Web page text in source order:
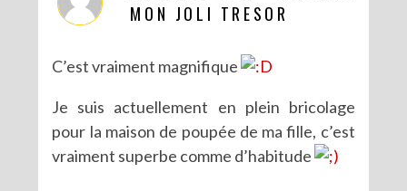
MON JOLI TRESOR
C’est vraiment magnifique
Je suis actuellement en plein bricolage
pour la maison de poupée de ma fille, c’est
vraiment superbe comme d’habitude